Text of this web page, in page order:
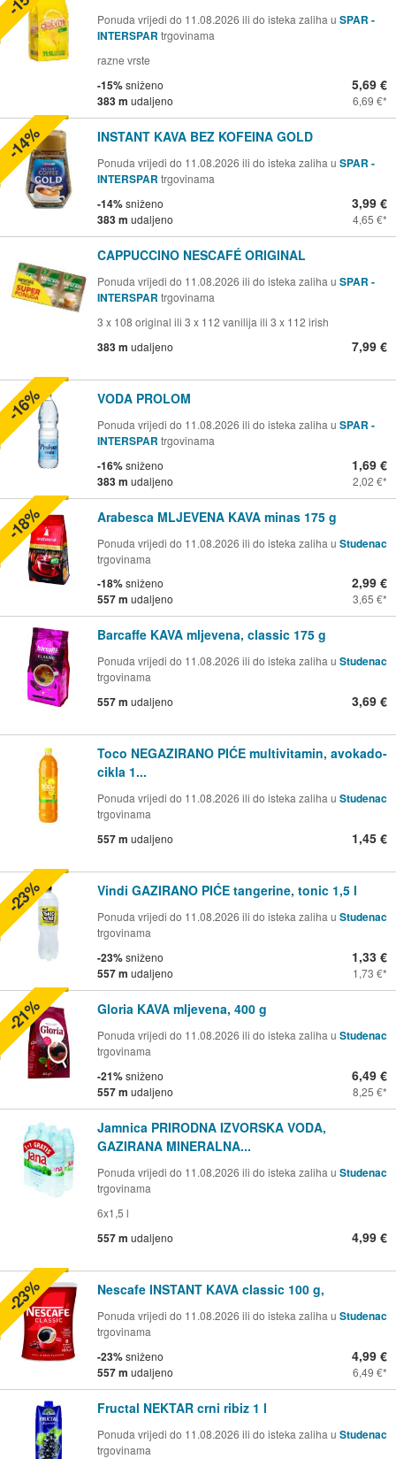
Ponuda vrijedi do 11.08.2026 ili do isteka zaliha u SPAR -
INTERSPAR trgovinama
razne vrste
-15%sniženo
383 m udaljeno
5,69 €
6,69 €
INSTANT KAVA BEZ KOFEINA GOLD
Ponuda vrijedi do 11.08.2026 ili do isteka zaliha u SPAR -
INTERSPAR trgovinama
-14%sniženo
383 m udaljeno
3,99 €
4,65 €
-14%
CAPPUCCINO NESCAFÉ ORIGINAL
Ponuda vrijedi do 11.08.2026 ili do isteka zaliha u SPAR -
INTERSPAR trgovinama
3 x 108 original ili 3 x 112 vanilija ili 3 x 112 irish
383 m udaljeno 7,99 €
VODA PROLOM
Ponuda vrijedi do 11.08.2026 ili do isteka zaliha u SPAR -
INTERSPAR trgovinama
-16%sniženo
383 m udaljeno
1,69 €
2,02 €
-16%
Arabesca MLJEVENA KAVA minas 175 g
Ponuda vrijedi do 11.08.2026 ili do isteka zaliha u Studenac
trgovinama
-18%sniženo
557 m udaljeno
2,99 €
3,65 €
-18%
Barcaffe KAVA mljevena, classic 175 g
Ponuda vrijedi do 11.08.2026 ili do isteka zaliha u Studenac
trgovinama
557 m udaljeno 3,69 €
Toco NEGAZIRANO PIĆE multivitamin, avokado-
cikla 1...
Ponuda vrijedi do 11.08.2026 ili do isteka zaliha u Studenac
trgovinama
557 m udaljeno 1,45 €
Vindi GAZIRANO PIĆE tangerine, tonic 1,5 l
Ponuda vrijedi do 11.08.2026 ili do isteka zaliha u Studenac
trgovinama
-23%sniženo
557 m udaljeno
1,33 €
1,73 €
-23%
Gloria KAVA mljevena, 400 g
Ponuda vrijedi do 11.08.2026 ili do isteka zaliha u Studenac
trgovinama
-21%sniženo
557 m udaljeno
6,49 €
8,25 €
-21%
Jamnica PRIRODNA IZVORSKA VODA,
GAZIRANA MINERALNA...
Ponuda vrijedi do 11.08.2026 ili do isteka zaliha u Studenac
trgovinama
6x1,5 l
557 m udaljeno 4,99 €
Nescafe INSTANT KAVA classic 100 g,
Ponuda vrijedi do 11.08.2026 ili do isteka zaliha u Studenac
trgovinama
-23%sniženo
557 m udaljeno
4,99 €
6,49 €
-23%
Fructal NEKTAR crni ribiz 1 l
Ponuda vrijedi do 11.08.2026 ili do isteka zaliha u Studenac
trgovinama